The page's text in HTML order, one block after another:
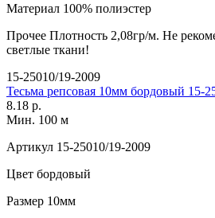
Материал 100% полиэстер
Прочее Плотность 2,08гр/м. Не
светлые ткани!
15-25010/19-2009
Тесьма репсовая 10мм бордовый 15-
8.18 р.
Мин. 100 м
Артикул 15-25010/19-2009
Цвет бордовый
Размер 10мм